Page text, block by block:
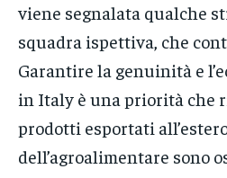
viene segnalata qualche
squadra ispettiva, che
Garantire la genuinità e
in Italy è una priorità che
prodotti esportati
dell’agroalimentare sono